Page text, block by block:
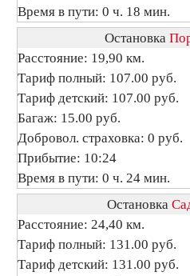
Время в пути: 0 ч. 18 мин.
Остановка
Расстояние: 19,90 км.
Тариф полный: 107.00 руб.
Тариф детский: 107.00 руб.
Багаж: 15.00 руб.
Добровол. страховка: 0 руб.
Прибытие: 10:24
Время в пути: 0 ч. 24 мин.
Остановка
Расстояние: 24,40 км.
Тариф полный: 131.00 руб.
Тариф детский: 131.00 руб.